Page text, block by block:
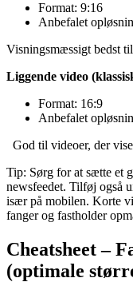
Format: 9:16
Anbefalet
Visningsmæssigt bedst
Liggende video
Format: 16:9
Anbefalet
God til videoer, der
Tip: Sørg for at sætte et
newsfeedet. Tilføj også
især på mobilen. Korte
fanger og fastholder
Cheatsheet –
(optimale